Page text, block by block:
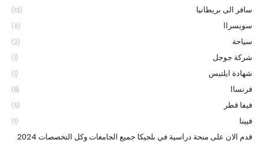
سافر الى بريطانيا (13)
سويسراا (6)
سياحة (2)
شركة جوجل (1)
شهادة ايلتيس (1)
فرنساا (8)
فيفا قطر (5)
فيينا (1)
قدم الان على منحة دراسية في بلجيكا جميع الجامعات وكل التخصصات 2024